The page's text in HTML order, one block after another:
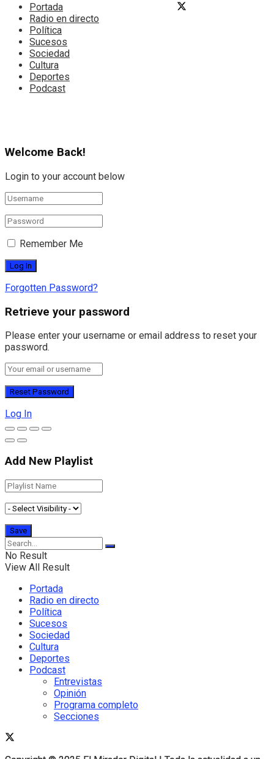
Portada
Radio en directo
Política
Sucesos
Sociedad
Cultura
Deportes
Podcast
Welcome Back!
Login to your account below
Remember Me
Forgotten Password?
Retrieve your password
Please enter your username or email address to reset your
password.
Log In
Add New Playlist
No Result
View All Result
Portada
Radio en directo
Política
Sucesos
Sociedad
Cultura
Deportes
Podcast
Entrevistas
Opinión
Programa completo
Secciones